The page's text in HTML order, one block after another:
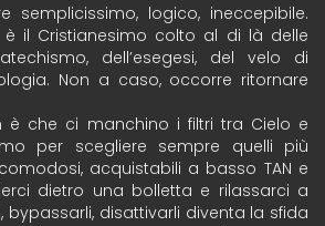
semplicissimo, logico, ineccepibile.
il Cristianesimo colto al di là delle
dell’esegesi, del velo di
Non a caso, occorre ritornare
è che ci manchino i filtri tra Cielo e
per scegliere sempre quelli più
acquistabili a basso TAN e
dietro una bolletta e rilassarci a
bypassarli, disattivarli diventa la sfida